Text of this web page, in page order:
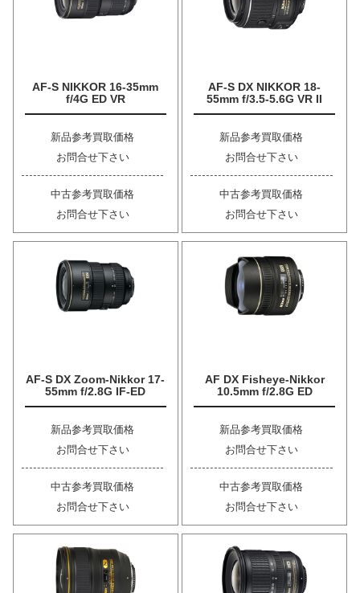
AF-S NIKKOR 16-35mm
f/4G ED VR
新品参考買取価格
お問合せ下さい
中古参考買取価格
お問合せ下さい
AF-S DX NIKKOR 18-
55mm f/3.5-5.6G VR II
新品参考買取価格
お問合せ下さい
中古参考買取価格
お問合せ下さい
AF-S DX Zoom-Nikkor 17-
55mm f/2.8G IF-ED
新品参考買取価格
お問合せ下さい
中古参考買取価格
お問合せ下さい
AF DX Fisheye-Nikkor
10.5mm f/2.8G ED
新品参考買取価格
お問合せ下さい
中古参考買取価格
お問合せ下さい